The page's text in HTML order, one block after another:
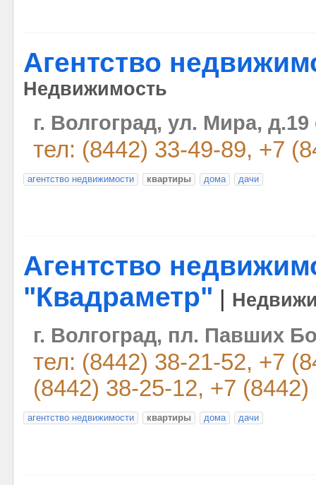
Агентство
Недвижимость
г. Волгоград, ул. Мира,
тел: (8442) 33-49-89, +7
агентство недвижимости квартиры дома дачи
Агентство
"Квадраметр"
г. Волгоград, пл. Павших
тел: (8442) 38-21-52, +7
(8442) 38-25-12, +7
агентство недвижимости квартиры дома дачи